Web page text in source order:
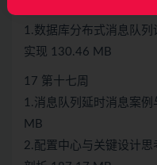
1.数据库分布式消息队
实现 130.46 MB
17 第十七周
1.消息队列延时消息案
MB
2.配置中心与关键设计